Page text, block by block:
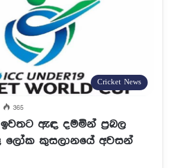
Cricket News
365
ඇඳ දමමින් ප්‍රබල
ලෝක කුසලානයේ අවසන්